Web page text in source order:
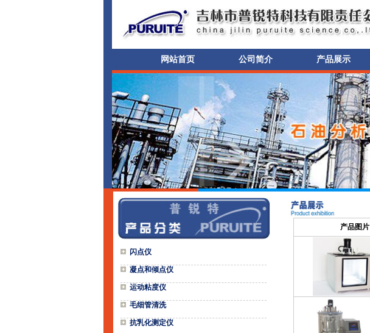
网站首页 公司简介 产品展示
闪点仪
凝点和倾点仪
运动粘度仪
毛细管清洗
抗乳化测定仪
产品图片